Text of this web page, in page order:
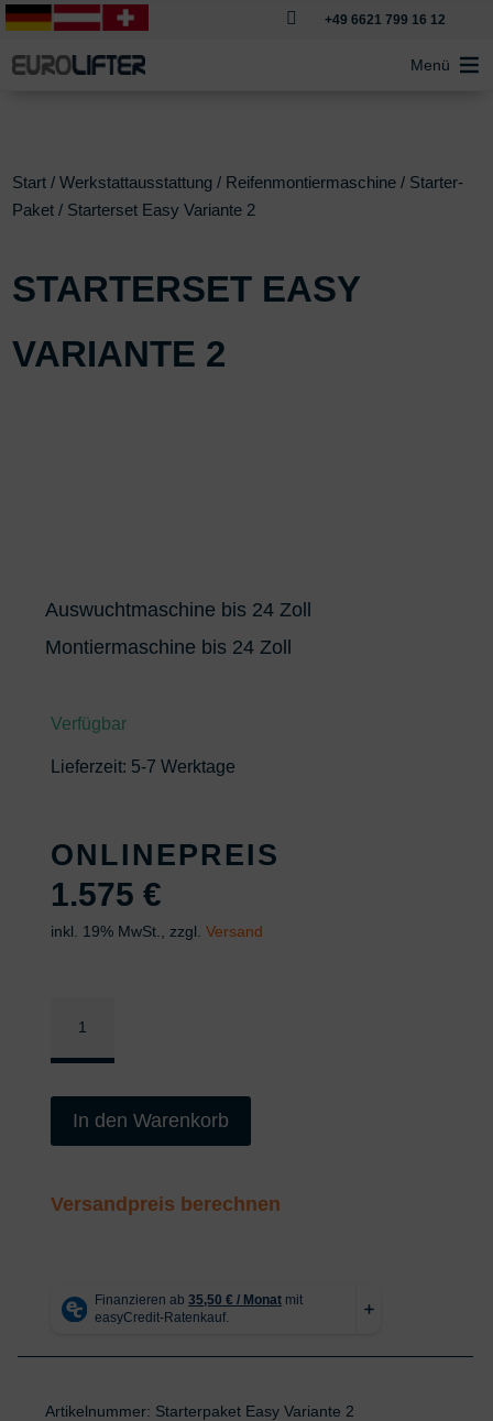
 +49 6621 799 16 12
Menü
Start /Werkstattausstattung / Reifenmontiermaschine / Starter-
Paket / Starterset Easy Variante 2
STARTERSET EASY
VARIANTE 2
Auswuchtmaschine bis 24 Zoll
Montiermaschine bis 24 Zoll
Verfügbar
Lieferzeit: 5-7 Werktage
ONLINEPREIS
1.575€
inkl. 19% MwSt., zzgl.Versand
Easy
Variante
Menge
In den Warenkorb
Versandpreis berechnen
Artikelnummer: Starterpaket Easy Variante 2